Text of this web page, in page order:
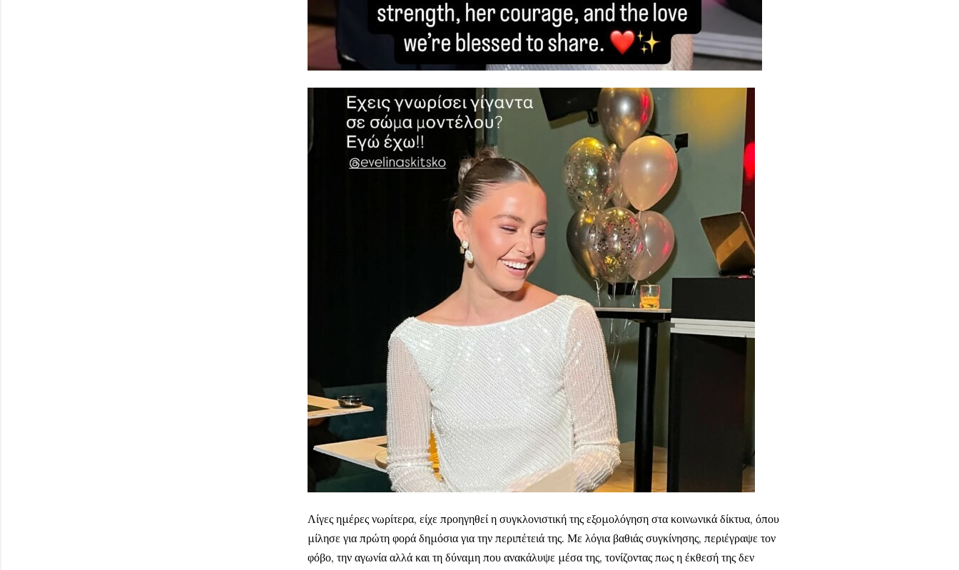
Λίγες ημέρες νωρίτερα, είχε προηγηθεί η συγκλονιστική της εξομολόγηση στα κοινωνικά δίκτυα, όπου
μίλησε για πρώτη φορά δημόσια για την περιπέτειά της. Με λόγια βαθιάς συγκίνησης, περιέγραψε τον
φόβο, την αγωνία αλλά και τη δύναμη που ανακάλυψε μέσα της, τονίζοντας πως η έκθεσή της δεν